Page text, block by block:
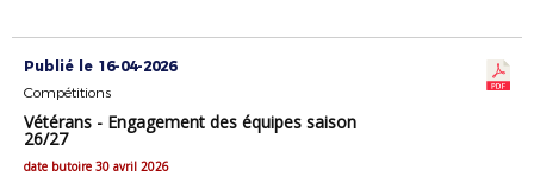
Publié le 16-04-2026
Compétitions
Vétérans - Engagement des équipes saison
26/27
date butoire 30 avril 2026